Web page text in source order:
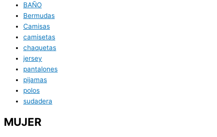
BAÑO
Bermudas
Camisas
camisetas
chaquetas
jersey
pantalones
pijamas
polos
sudadera
MUJER